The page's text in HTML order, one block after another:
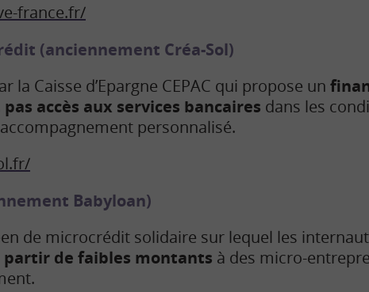
france.fr/
(anciennement Créa-Sol)
la Caisse d’Epargne CEPAC qui propose un
accès aux services bancaires dans les
personnalisé.
Babyloan)
de microcrédit solidaire sur lequel les
de faibles montants à des micro-